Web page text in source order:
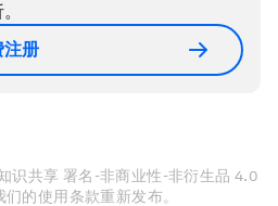
册
识共享 署名-非商业性-非衍生品 4.0
的使用条款重新发布。